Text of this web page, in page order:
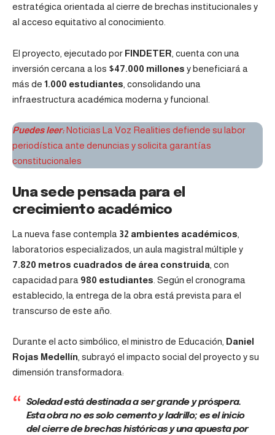
estratégica orientada al cierre de brechas institucionales y
al acceso equitativo al conocimiento.
El proyecto, ejecutado por FINDETER , cuenta con una
inversión cercana a los $47.000 millones y beneficiará a
más de 1.000 estudiantes , consolidando una
infraestructura académica moderna y funcional.
Puedes leer: Noticias La Voz Realities defiende su labor
periodística ante denuncias y solicita garantías
constitucionales
Una sede pensada para el
crecimiento académico
La nueva fase contempla 32 ambientes académicos
laboratorios especializados, un aula magistral múltiple y
7.820 metros cuadrados de área construida , con
capacidad para 980 estudiantes . Según el cronograma
establecido, la entrega de la obra está prevista para el
transcurso de este año.
Durante el acto simbólico, el ministro de Educación, Daniel
Rojas Medellín , subrayó el impacto social del proyecto y su
dimensión transformadora:
Soledad está destinada a ser grande y próspera.
Esta obra no es solo cemento y ladrillo; es el inicio
del cierre de brechas históricas y una apuesta por